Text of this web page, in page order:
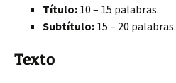
Título: 10 – 15 palabras.
Subtítulo: 15 – 20 palabras.
Texto